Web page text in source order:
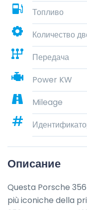
Топливо
Количество
Передача
Power KW
Mileage
Описание
Questa Porsche
più iconiche della